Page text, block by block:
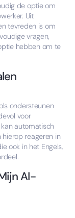
de optie om
Uit
tevreden is om
vragen,
hebben om te
ondersteunen
voor
automatisch
reageren in
ook in het Engels,
AI-